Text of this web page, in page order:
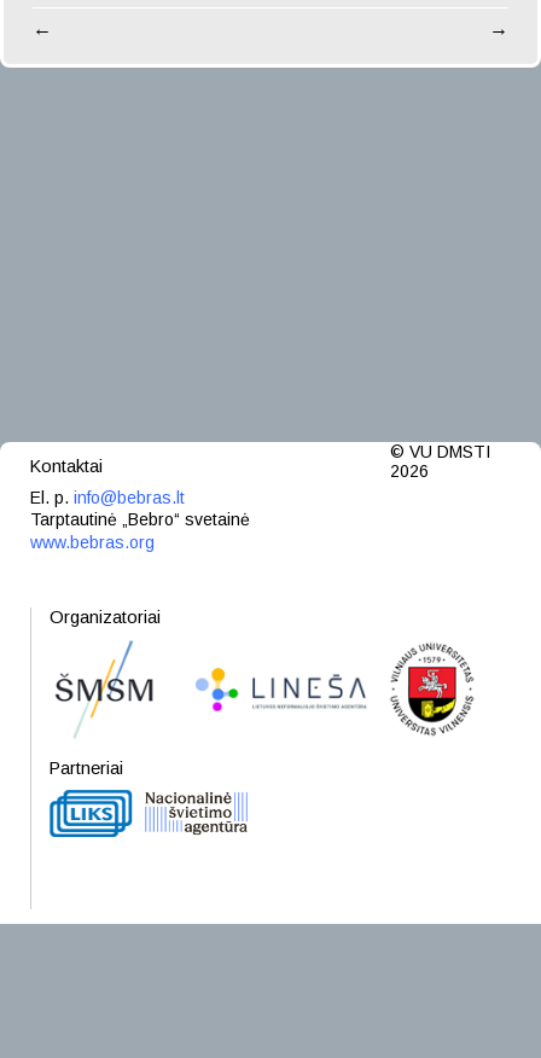
← →
© VU DMSTI
2026
Kontaktai
El. p. info@bebras.lt
Tarptautinė „Bebro“ svetainė
www.bebras.org
Organizatoriai
Partneriai